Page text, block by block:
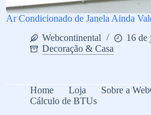
Ar Condicionado de Janela Ainda
Webcontinental
16 de
Decoração & Casa
Home Loja
Sobre a
Cálculo de BTUs